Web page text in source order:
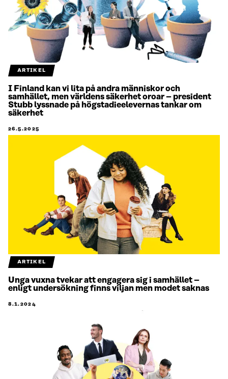
ARTIKEL
I Finland kan vi lita på andra människor och
samhället, men världens säkerhet oroar – president
Stubb lyssnade på högstadieelevernas tankar om
säkerhet
26.5.2025
ARTIKEL
Unga vuxna tvekar att engagera sig i samhället –
enligt undersökning finns viljan men modet saknas
8.1.2024